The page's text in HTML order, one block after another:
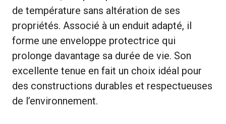
de température sans altération de ses
propriétés. Associé à un enduit adapté, il
forme une enveloppe protectrice qui
prolonge davantage sa durée de vie. Son
excellente tenue en fait un choix idéal pour
des constructions durables et respectueuses
de l’environnement.